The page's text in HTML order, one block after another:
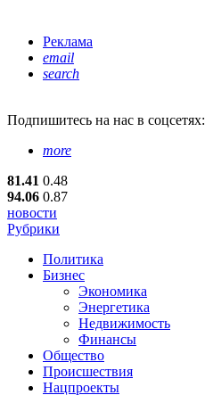
Реклама
email
search
Подпишитесь на нас в соцсетях:
more
81.41 0.48
94.06 0.87
новости
Рубрики
Политика
Бизнес
Экономика
Энергетика
Недвижимость
Финансы
Общество
Происшествия
Нацпроекты